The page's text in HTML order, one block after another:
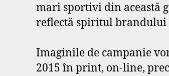
mari sportivi din această
reflectă spiritul brandului
Imaginile de campanie
2015 în print, on-line,